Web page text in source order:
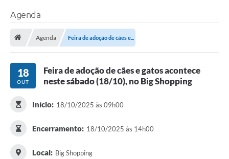
Agenda
Agenda Feira de adoção de cães e...
18
OUT
Feira de adoção de cães e gatos acontece
neste sábado (18/10), no Big Shopping
Início: 18/10/2025 às 09h00
Encerramento: 18/10/2025 às 14h00
Local: Big Shopping